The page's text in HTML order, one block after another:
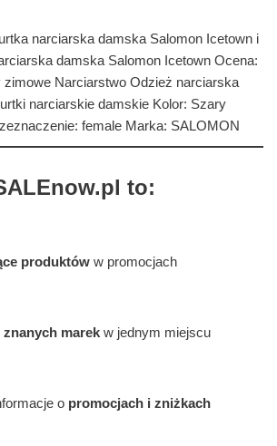
narciarska damska Salomon Icetown i
damska Salomon Icetown Ocena:
zimowe Narciarstwo Odzież narciarska
narciarskie damskie Kolor: Szary
female Marka: SALOMON
to:
produktów w promocjach
znanych marek w jednym miejscu
o promocjach i zniżkach